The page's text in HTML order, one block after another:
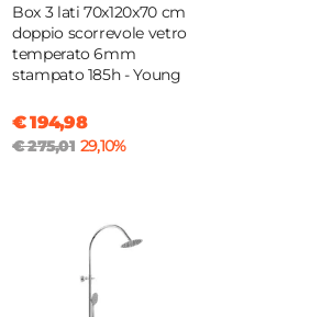
Box 3 lati 70x120x70 cm
doppio scorrevole vetro
temperato 6mm
stampato 185h - Young
€ 194,98
€ 275,01 29,10%